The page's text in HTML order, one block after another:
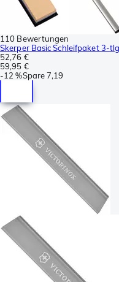
110 Bewertungen
Skerper Basic Schleifpaket 3-
52,76 €
59,95 €
-12 %Spare7,19